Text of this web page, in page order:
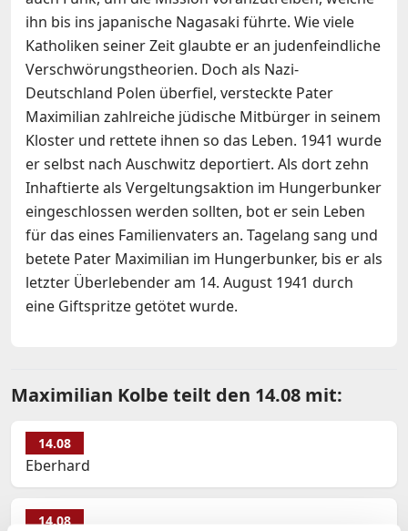
ihn bis ins japanische Nagasaki führte. Wie viele
Katholiken seiner Zeit glaubte er an judenfeindliche
Verschwörungstheorien. Doch als Nazi-
Deutschland Polen überfiel, versteckte Pater
Maximilian zahlreiche jüdische Mitbürger in seinem
Kloster und rettete ihnen so das Leben. 1941 wurde
er selbst nach Auschwitz deportiert. Als dort zehn
Inhaftierte als Vergeltungsaktion im Hungerbunker
eingeschlossen werden sollten, bot er sein Leben
für das eines Familienvaters an. Tagelang sang und
betete Pater Maximilian im Hungerbunker, bis er als
letzter Überlebender am 14. August 1941 durch
eine Giftspritze getötet wurde.
Maximilian Kolbe teilt den 14.08 mit:
14.08
Eberhard
14.08